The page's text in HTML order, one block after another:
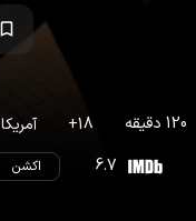
120 دقیقه 18
+ آمریکا
6.7
اکشن